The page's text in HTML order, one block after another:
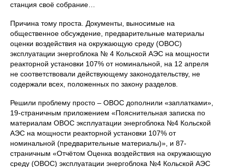
станция своё собрание…
Причина тому проста. Документы, выносимые на
общественное обсуждение, предварительные материалы
оценки воздействия на окружающую среду (ОВОС)
эксплуатации энергоблока № 4 Кольской АЭС на мощности
реакторной установки 107% от номинальной, на 12 апреля
не соответствовали действующему законодательству, не
содержали всех, положенных по закону разделов.
Решили проблему просто – ОВОС дополнили «заплатками»,
19-страничным приложением «Пояснительная записка по
материалам ОВОС эксплуатации энергоблока №4 Кольской
АЭС на мощности реакторной установки 107% от
номинальной (предварительные материалы)», и 87-
страничным «Отчётом Оценка воздействия на окружающую
среду (ОВОС) эксплуатации энергоблока №4 Кольской АЭС